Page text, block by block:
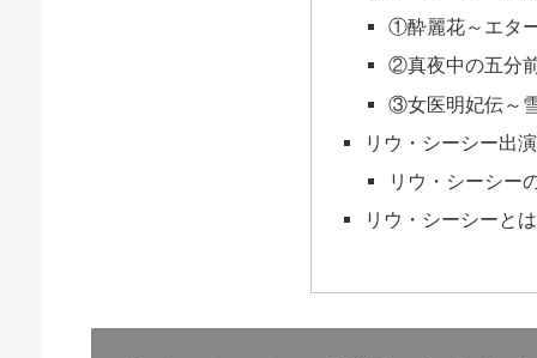
①酔麗花～エタ
②真夜中の五分
③女医明妃伝～
リウ・シーシー出
リウ・シーシー
リウ・シーシーと